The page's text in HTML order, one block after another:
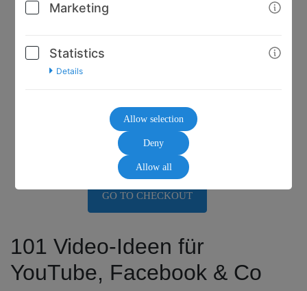
17,00€
GO TO CHECKOUT
101 Video-Ideen für
YouTube, Facebook & Co
Marketing
Statistics
Details
Allow selection
Deny
Allow all